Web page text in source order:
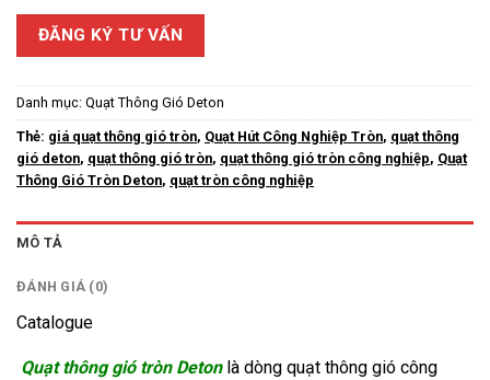
ĐĂNG KÝ TƯ VẤN
Danh mục: Quạt Thông Gió Deton
Thẻ: giá quạt thông gió tròn, Quạt Hút Công Nghiệp Tròn, quạt thông
gió deton, quạt thông gió tròn, quạt thông gió tròn công nghiệp, Quạt
Thông Gió Tròn Deton, quạt tròn công nghiệp
MÔ TẢ
ĐÁNH GIÁ (0)
Catalogue
Quạt thông gió tròn Detonlà dòng quạt thông gió công